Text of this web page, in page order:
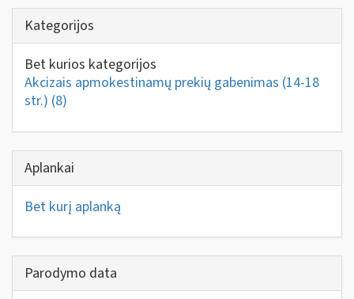
Kategorijos
Bet kurios kategorijos
Akcizais apmokestinamų prekių gabenimas (14-18
str.) (8)
Aplankai
Bet kurį aplanką
Parodymo data